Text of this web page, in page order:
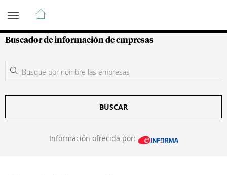
Guía de Empresas Colombianas
Buscador de información de empresas
BUSCAR
Información ofrecida por: